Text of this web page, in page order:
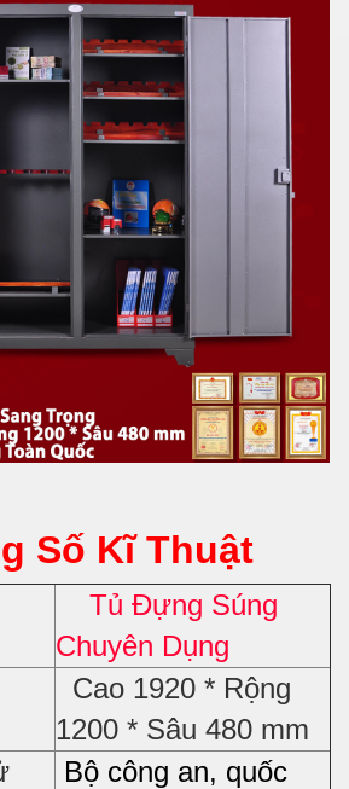
Số Kĩ Thuật
Tủ Đựng Súng
Chuyên Dụng
Cao 1920 * Rộng
1200 * Sâu 480 mm
Bộ công an, quốc